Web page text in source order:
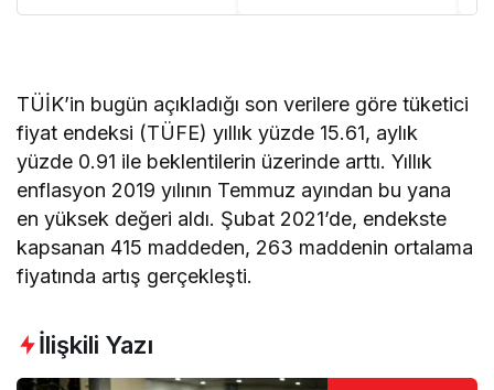
TÜİK’in bugün açıkladığı son verilere göre tüketici
fiyat endeksi (TÜFE) yıllık yüzde 15.61, aylık
yüzde 0.91 ile beklentilerin üzerinde arttı. Yıllık
enflasyon 2019 yılının Temmuz ayından bu yana
en yüksek değeri aldı. Şubat 2021’de, endekste
kapsanan 415 maddeden, 263 maddenin ortalama
fiyatında artış gerçekleşti.
İlişkili Yazı